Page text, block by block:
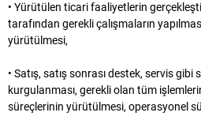
• Yürütülen ticari faaliyetlerin
tarafından gerekli çalışmaların
yürütülmesi,
• Satış, satış sonrası destek, servis
kurgulanması, gerekli olan tüm
süreçlerinin yürütülmesi, operasyonel